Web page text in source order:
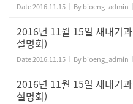
Date2016.11.15 Bybioeng_admin
2016년 11월 15일 새내기
설명회)
Date2016.11.15 Bybioeng_admin
2016년 11월 15일 새내기
설명회)